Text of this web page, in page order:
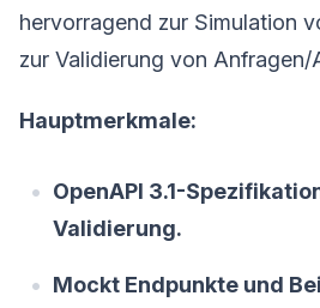
hervorragend zur Simulation
zur Validierung von Anfragen/
Hauptmerkmale:
OpenAPI 3.1-
Validierung.
Mockt Endpunkte und